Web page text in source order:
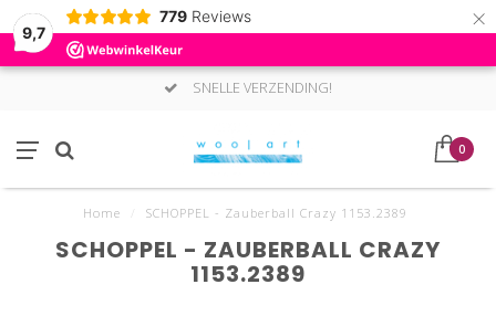
9,7
779 Reviews ×
SNELLE VERZENDING!
0
Home SCHOPPEL - Zauberball Crazy 1153.2389
SCHOPPEL - ZAUBERBALL CRAZY
1153.2389